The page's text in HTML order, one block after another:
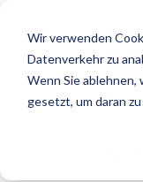
Wir verwenden
Datenverkehr zu
Wenn Sie
gesetzt, um daran